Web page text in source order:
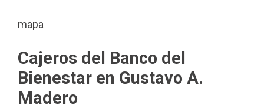
mapa
Cajeros del Banco del
Bienestar en Gustavo A.
Madero